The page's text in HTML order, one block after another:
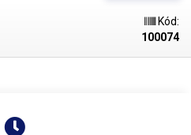
Kód:
100074